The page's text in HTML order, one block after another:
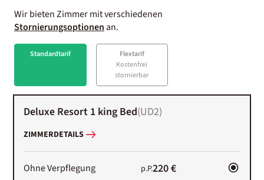
Wir bieten Zimmer mit verschiedenen
Stornierungsoptionenan.
Standardtarif
Flextarif
Kostenfrei
stornierbar
Deluxe Resort 1 king Bed(UD2)
ZIMMERDETAILS
Ohne Verpflegung p.P.220 €